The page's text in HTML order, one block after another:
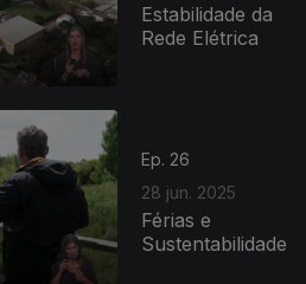
Estabilidade da
Rede Elétrica
Ep. 26
28 jun. 2025
Férias e
Sustentabilidade